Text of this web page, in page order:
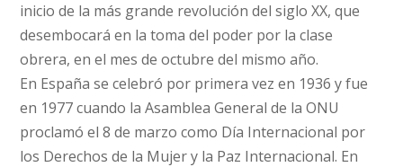
inicio de la más grande revolución del siglo XX, que
desembocará en la toma del poder por la clase
obrera, en el mes de octubre del mismo año.
En España se celebró por primera vez en 1936 y fue
en 1977 cuando la Asamblea General de la ONU
proclamó el 8 de marzo como Día Internacional por
los Derechos de la Mujer y la Paz Internacional. En